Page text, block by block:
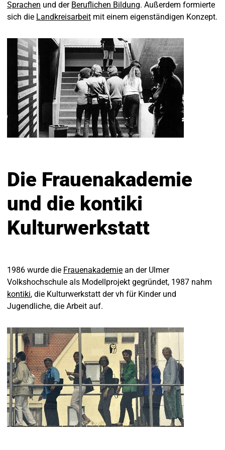
Sprachen und der Beruflichen Bildung. Außerdem formierte
sich die Landkreisarbeit mit einem eigenständigen Konzept.
Die Frauenakademie
und die kontiki
Kulturwerkstatt
1986 wurde die Frauenakademie an der Ulmer
Volkshochschule als Modellprojekt gegründet, 1987 nahm
kontiki, die Kulturwerkstatt der vh für Kinder und
Jugendliche, die Arbeit auf.